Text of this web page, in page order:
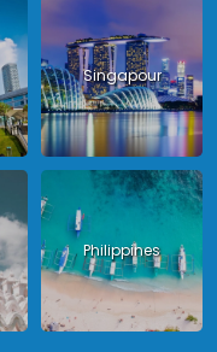
Singapour
Philippines